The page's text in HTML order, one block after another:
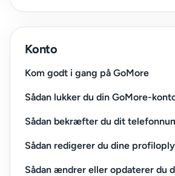
Konto
Kom godt i gang på GoMore
Sådan lukker du din GoMore-
Sådan bekræfter du dit
Sådan redigerer du dine
Sådan ændrer eller opdaterer du